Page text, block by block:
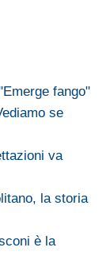
fango"
se
va
la storia
è la